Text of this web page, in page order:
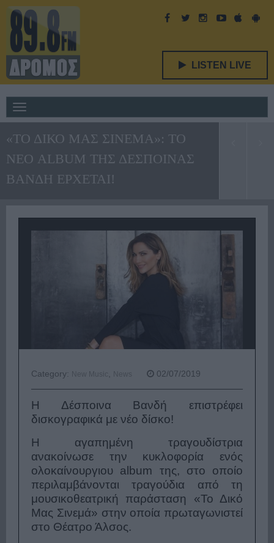
LISTEN LIVE
navigation
«ΤΟ ΔΙΚΟ ΜΑΣ ΣΙΝΕΜΑ»: ΤΟ
ΝΕΟ ALBUM ΤΗΣ ΔΕΣΠΟΙΝΑΣ
ΒΑΝΔΗ ΕΡΧΕΤΑΙ!
Category: New Music News 02/07/2019
Η Δέσποινα Βανδή επιστρέφει
δισκογραφικά με νέο δίσκο!
Η αγαπημένη τραγουδίστρια
ανακοίνωσε την κυκλοφορία ενός
ολοκαίνουργιου album της, στο οποίο
περιλαμβάνονται τραγούδια από τη
μουσικοθεατρική παράσταση «Το Δικό
Μας Σινεμά» στην οποία πρωταγωνιστεί
στο Θέατρο Άλσος.